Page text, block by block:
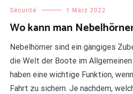
Sécurité 1 März 2022
Wo kann man
Nebelhörner sind ein gängiges
die Welt der Boote im
haben eine wichtige Funktion,
Fahrt zu sichern. Je nachdem,